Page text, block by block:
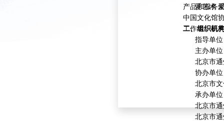
产品和服务
中国文化馆
工作者、研
爱艺术 爱
二、组织机
指导单位
主办单位
北京市通
协办单位
北京市文
承办单位
北京市通
北京市通